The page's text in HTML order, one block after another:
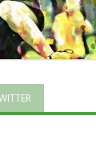
di Tiziano